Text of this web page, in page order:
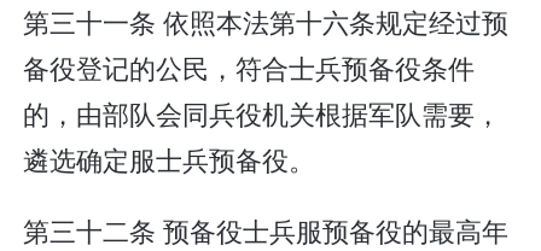
第三十一条 依照本法第十六条规定经过预
备役登记的公民，符合士兵预备役条件
的，由部队会同兵役机关根据军队需要，
遴选确定服士兵预备役。
第三十二条 预备役士兵服预备役的最高年